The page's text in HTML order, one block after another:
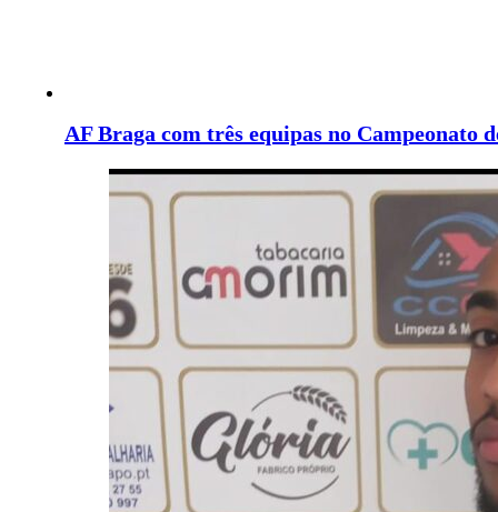
AF Braga com três equipas no Campeonato